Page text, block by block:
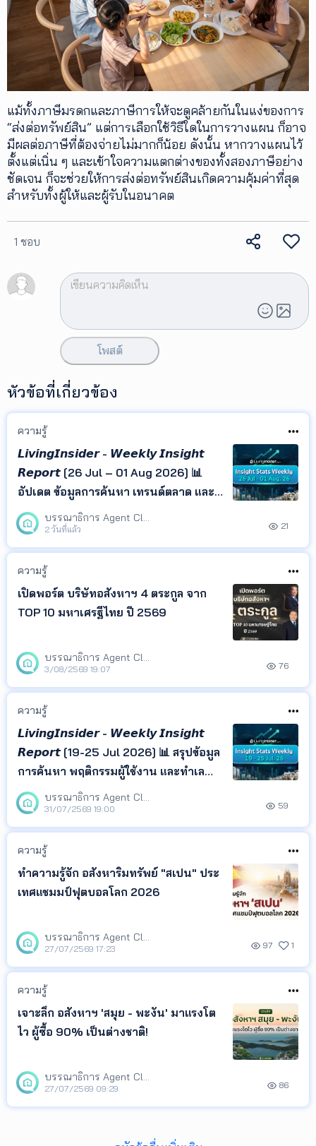
แม้ทั้งภาษีมรดกและภาษีการให้จะดูคล้ายกันในแง่ของการ
“ส่งต่อทรัพย์สิน” แต่การเลือกใช้วิธีใดในการวางแผน ก็อาจ
มีผลต่อภาษีที่ต้องจ่ายไม่มากก็น้อย ดังนั้น หากวางแผนไว้
ตั้งแต่เนิ่น ๆ และเข้าใจความแตกต่างของทั้งสองภาษีอย่าง
ชัดเจน ก็จะช่วยให้การส่งต่อทรัพย์สินเกิดความคุ้มค่าที่สุด
สำหรับทั้งผู้ให้และผู้รับในอนาคต
1 ชอบ
โพสต์
หัวข้อที่เกี่ยวข้อง
ความรู้
𝙇𝙞𝙫𝙞𝙣𝙜𝙄𝙣𝙨𝙞𝙙𝙚𝙧 - 𝙒𝙚𝙚𝙠𝙡𝙮 𝙄𝙣𝙨𝙞𝙜𝙝𝙩
𝙍𝙚𝙥𝙤𝙧𝙩 [26 Jul – 01 Aug 2026] 📊
อัปเดต ข้อมูลการค้นหา เทรนด์ตลาด และ
ทำเลยอดนิยม จาก LivingInsider พร้อม
Insight ที่ช่วยให้คุณเข้าใจพฤติกรรมผู้
ค้นหา และติดตามทิศทางตลาด
อสังหาริมทรัพย์ได้ในที่เดียว
บรรณาธิการ Agent Club
2 วันที่แล้ว 21
ความรู้
เปิดพอร์ต บริษัทอสังหาฯ 4 ตระกูล จาก
TOP 10 มหาเศรฐีไทย ปี 2569
บรรณาธิการ Agent Club
3/08/2569 19:07 76
ความรู้
𝙇𝙞𝙫𝙞𝙣𝙜𝙄𝙣𝙨𝙞𝙙𝙚𝙧 - 𝙒𝙚𝙚𝙠𝙡𝙮 𝙄𝙣𝙨𝙞𝙜𝙝𝙩
𝙍𝙚𝙥𝙤𝙧𝙩 [19-25 Jul 2026] 📊 สรุปข้อมูล
การค้นหา พฤติกรรมผู้ใช้งาน และทำเล
ยอดนิยม จาก LivingInsider พร้อม
Insight ที่สะท้อนความสนใจของผู้ค้นหา
เพื่อช่วยให้เจ้าของอสังหาฯ เอเจนต์ และ
นักลงทุน ติดตามทิศทางตลาด และนำ
ข้อมูลไปวางแผนกา
บรรณาธิการ Agent Club
31/07/2569 19:00 59
ความรู้
ทำความรู้จัก อสังหาริมทรัพย์ "สเปน" ประ
เทศแชมมป์ฟุตบอลโลก 2026
บรรณาธิการ Agent Club
27/07/2569 17:23 97 1
ความรู้
เจาะลึก อสังหาฯ 'สมุย - พะงัน' มาแรงโต
ไว ผู้ซื้อ 90% เป็นต่างชาติ!
บรรณาธิการ Agent Club
27/07/2569 09:29 86